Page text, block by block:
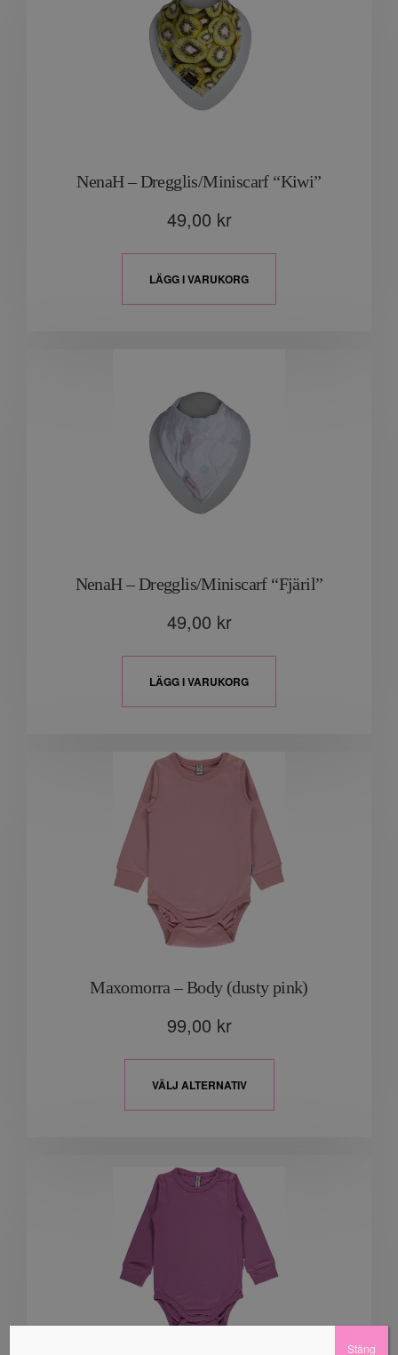
NenaH – Dregglis/Miniscarf “Kiwi”
49,00 kr
LÄGG I VARUKORG
NenaH – Dregglis/Miniscarf “Fjäril”
49,00 kr
LÄGG I VARUKORG
Maxomorra – Body (dusty pink)
99,00 kr
VÄLJ ALTERNATIV
Stäng